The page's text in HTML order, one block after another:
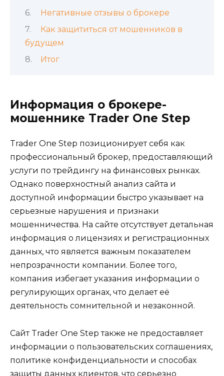
Негативные отзывы о брокере
Как защититься от мошенников в
будущем
Итог
Информация о брокере-
мошеннике Trader One Step
Trader One Step позиционирует себя как
профессиональный брокер, предоставляющий
услуги по трейдингу на финансовых рынках.
Однако поверхностный анализ сайта и
доступной информации быстро указывает на
серьезные нарушения и признаки
мошенничества. На сайте отсутствует детальная
информация о лицензиях и регистрационных
данных, что является важным показателем
непрозрачности компании. Более того,
компания избегает указания информации о
регулирующих органах, что делает её
деятельность сомнительной и незаконной.
Сайт Trader One Step также не предоставляет
информации о пользовательских соглашениях,
политике конфиденциальности и способах
защиты данных клиентов, что серьезно